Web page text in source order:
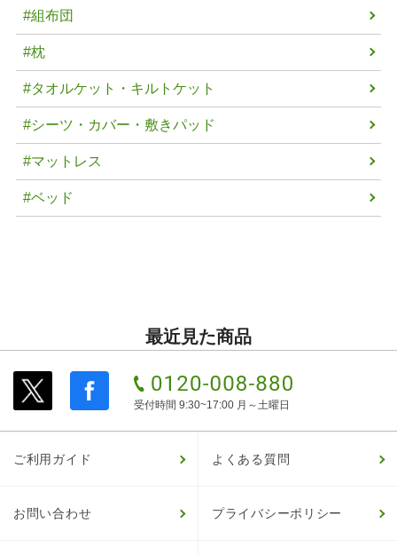
#組布団
#枕
#タオルケット・キルトケット
#シーツ・カバー・敷きパッド
#マットレス
#ベッド
最近見た商品
受付時間 9:30~17:00 月～土曜日
ご利用ガイド よくある質問
お問い合わせ プライバシーポリシー